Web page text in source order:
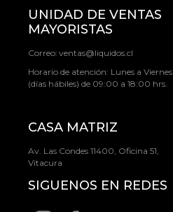
UNIDAD DE VENTAS
MAYORISTAS
Correo: ventas@liquidos.cl
Horario de atención: Lunes a Viernes
(días hábiles) de 09:00 a 18:00 hrs.
CASA MATRIZ
Av. Las Condes 11400, Oficina 51,
Vitacura
SIGUENOS EN REDES